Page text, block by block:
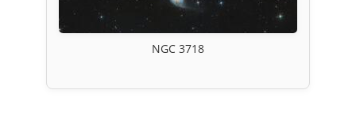
NGC 3718